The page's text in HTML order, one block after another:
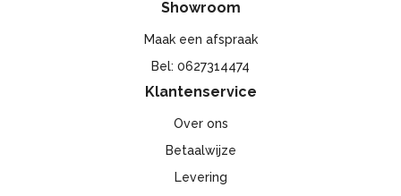
Showroom
Maak een afspraak
Bel: 0627314474
Klantenservice
Over ons
Betaalwijze
Levering